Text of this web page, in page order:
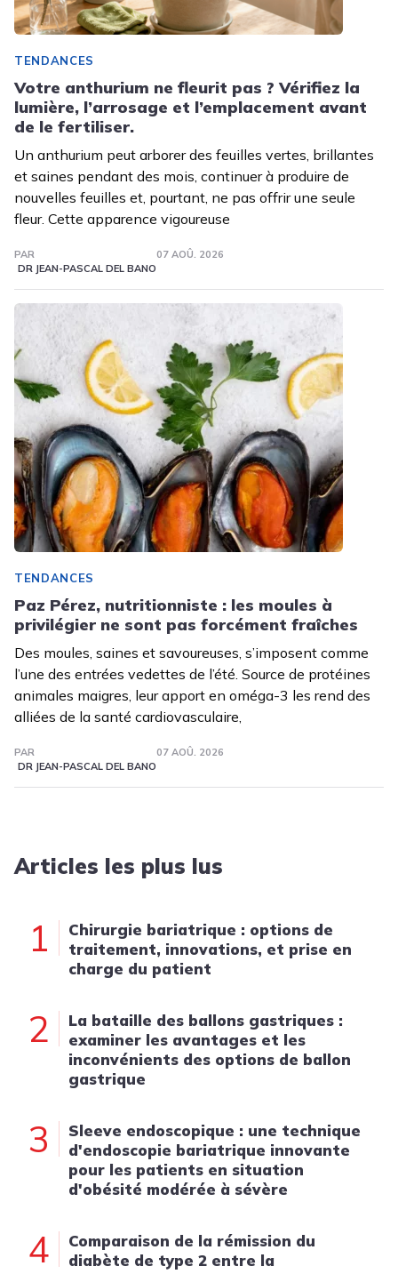
TENDANCES
Votre anthurium ne fleurit pas ? Vérifiez la
lumière, l’arrosage et l’emplacement avant
de le fertiliser.
Un anthurium peut arborer des feuilles vertes, brillantes
et saines pendant des mois, continuer à produire de
nouvelles feuilles et, pourtant, ne pas offrir une seule
fleur. Cette apparence vigoureuse
PAR
DR JEAN-PASCAL DEL BANO
07 AOÛ. 2026
TENDANCES
Paz Pérez, nutritionniste : les moules à
privilégier ne sont pas forcément fraîches
Des moules, saines et savoureuses, s’imposent comme
l’une des entrées vedettes de l’été. Source de protéines
animales maigres, leur apport en oméga-3 les rend des
alliées de la santé cardiovasculaire,
PAR
DR JEAN-PASCAL DEL BANO
07 AOÛ. 2026
Articles les plus lus
1
Chirurgie bariatrique : options de
traitement, innovations, et prise en
charge du patient
2
La bataille des ballons gastriques :
examiner les avantages et les
inconvénients des options de ballon
gastrique
3
Sleeve endoscopique : une technique
d'endoscopie bariatrique innovante
pour les patients en situation
d'obésité modérée à sévère
4
Comparaison de la rémission du
diabète de type 2 entre la